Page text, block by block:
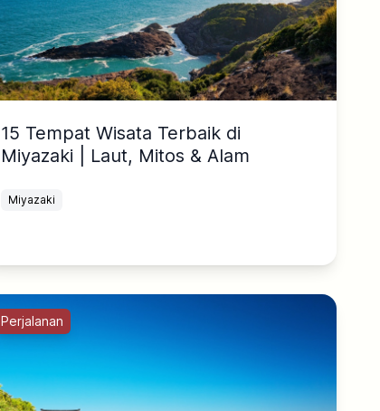
15 Tempat Wisata Terbaik di
Miyazaki | Laut, Mitos & Alam
Miyazaki
Perjalanan